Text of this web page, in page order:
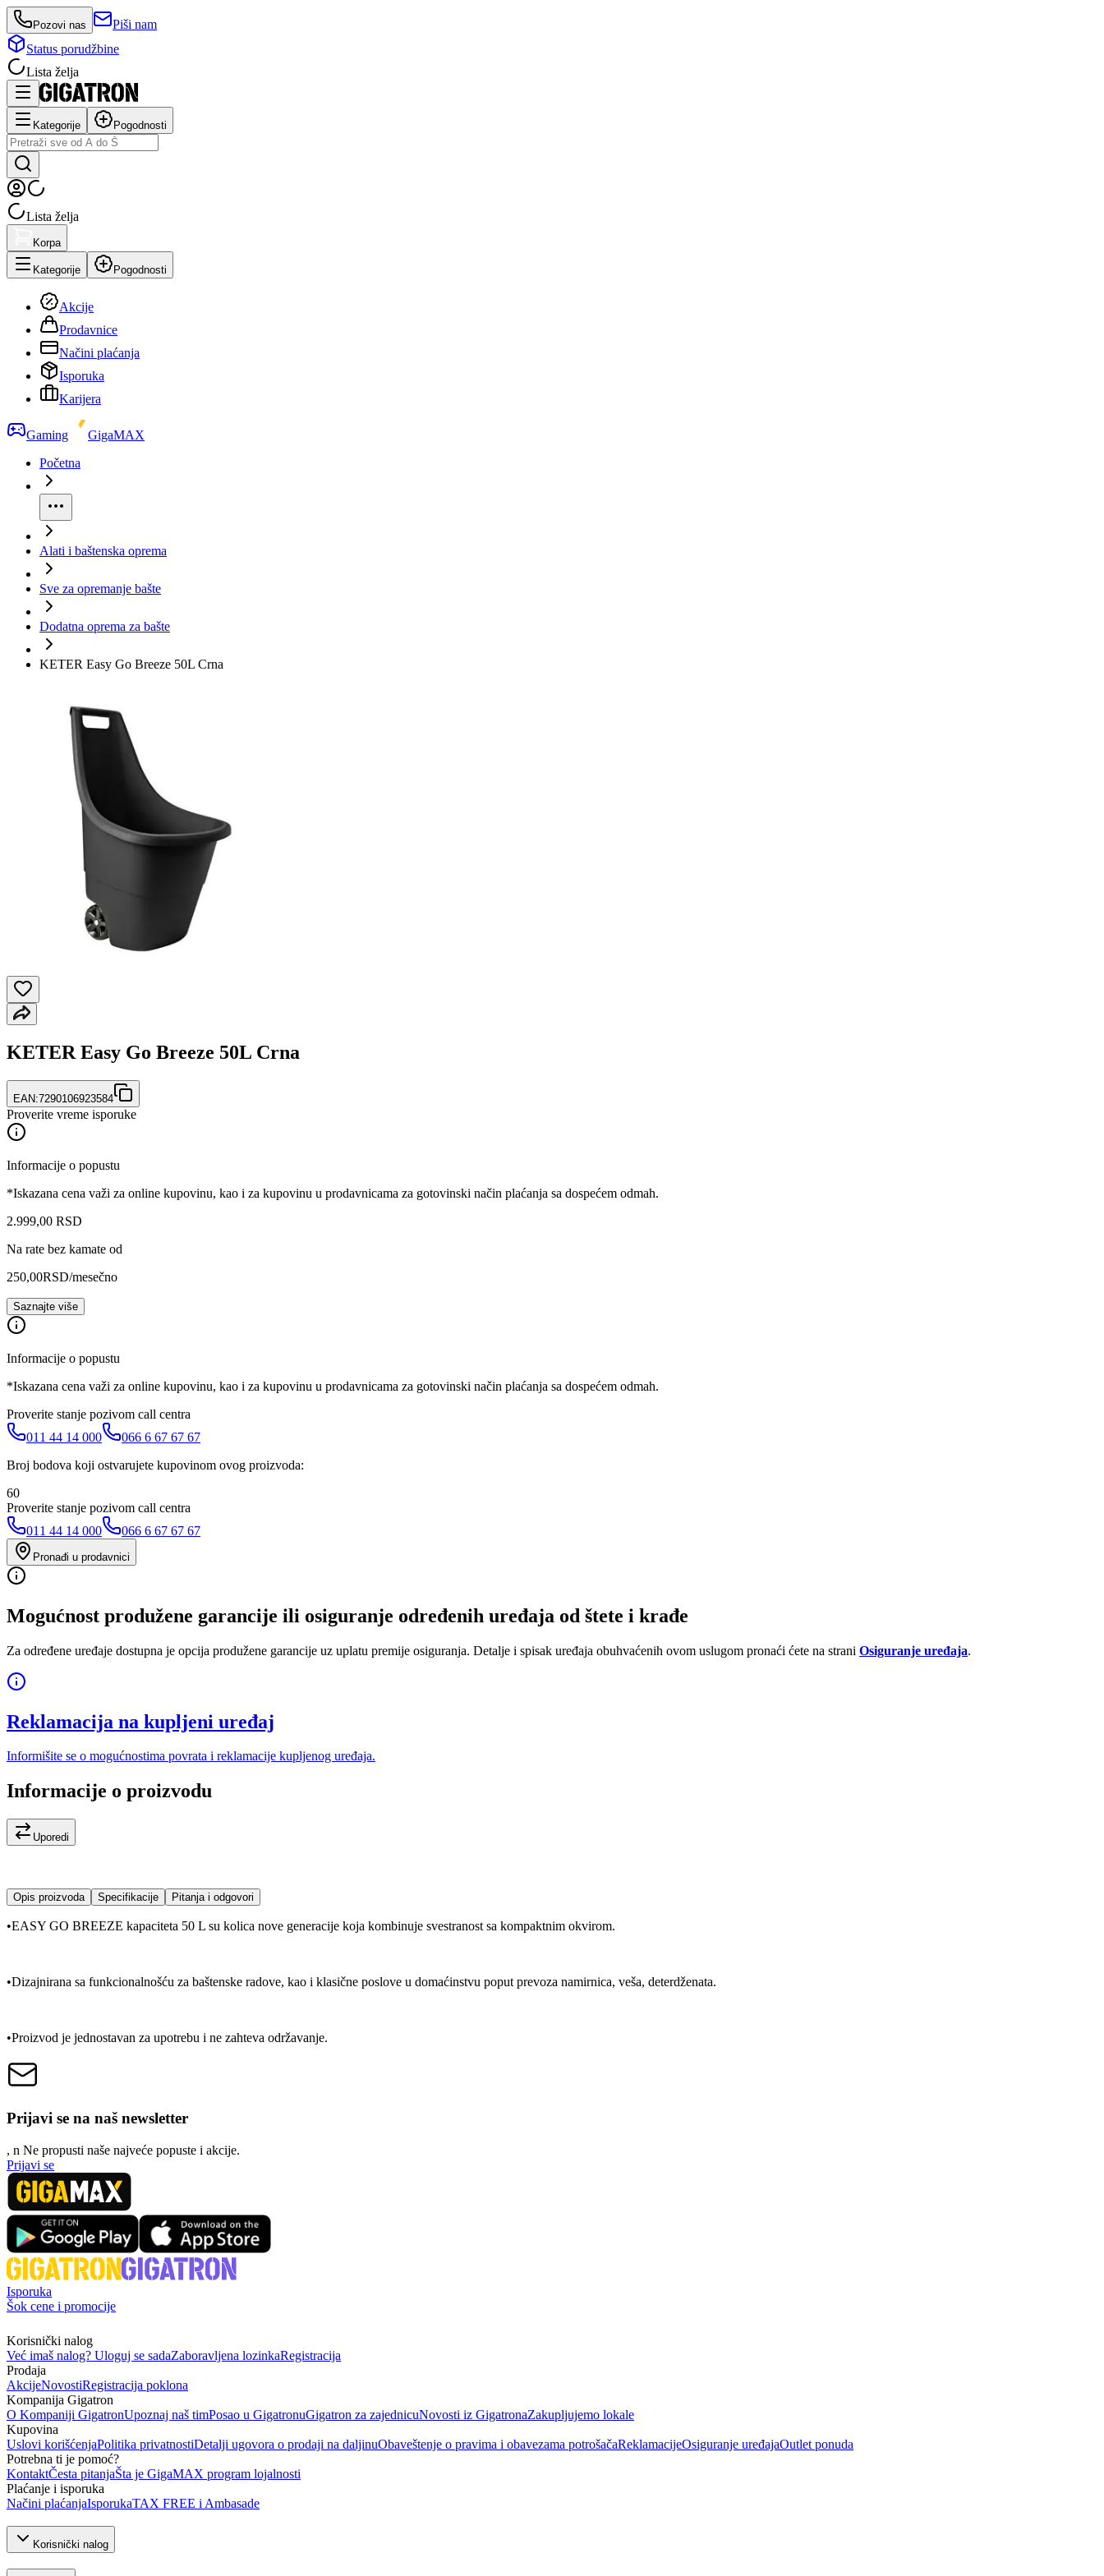
Pozovi nas
Piši nam
Status porudžbine
Lista želja
Kategorije Pogodnosti
Lista želja
Korpa
Kategorije Pogodnosti
Akcije
Prodavnice
Načini plaćanja
Isporuka
Karijera
Gaming
GigaMAX
Početna
Alati i baštenska oprema
Sve za opremanje bašte
Dodatna oprema za bašte
KETER Easy Go Breeze 50L Crna
KETER Easy Go Breeze 50L Crna
EAN:7290106923584
Proverite vreme isporuke
Informacije o popustu
*Iskazana cena važi za online kupovinu, kao i za kupovinu u prodavnicama za gotovinski način plaćanja sa dospećem odmah.
2.999,00 RSD
Na rate bez kamate od
250,00RSD/mesečno
Saznajte više
Informacije o popustu
*Iskazana cena važi za online kupovinu, kao i za kupovinu u prodavnicama za gotovinski način plaćanja sa dospećem odmah.
Proverite stanje pozivom call centra
011 44 14 000
066 6 67 67 67
Broj bodova koji ostvarujete kupovinom ovog proizvoda:
60
Proverite stanje pozivom call centra
011 44 14 000
066 6 67 67 67
Pronađi u prodavnici
Mogućnost produžene garancije ili osiguranje određenih uređaja od štete i krađe
Za određene uređaje dostupna je opcija produžene garancije uz uplatu premije osiguranja. Detalje i spisak uređaja obuhvaćenih ovom uslugom pronaći ćete na strani Osiguranje uređaja.
Reklamacija na kupljeni uređaj
Informišite se o mogućnostima povrata i reklamacije kupljenog uređaja.
Informacije o proizvodu
Uporedi
Opis proizvoda Specifikacije Pitanja i odgovori
•EASY GO BREEZE kapaciteta 50 L su kolica nove generacije koja kombinuje svestranost sa kompaktnim okvirom.
•Dizajnirana sa funkcionalnošću za baštenske radove, kao i klasične poslove u domaćinstvu poput prevoza namirnica, veša, deterdženata.
•Proizvod je jednostavan za upotrebu i ne zahteva održavanje.
Prijavi se na naš newsletter
, n Ne propusti naše najveće popuste i akcije.
Prijavi se
Isporuka
Šok cene i promocije
Korisnički nalog
Već imaš nalog? Uloguj se sadaZaboravljena lozinkaRegistracija
Prodaja
AkcijeNovostiRegistracija poklona
Kompanija Gigatron
O Kompaniji GigatronUpoznaj naš timPosao u GigatronuGigatron za zajednicuNovosti iz GigatronaZakupljujemo lokale
Kupovina
Uslovi korišćenjaPolitika privatnostiDetalji ugovora o prodaji na daljinuObaveštenje o pravima i obavezama potrošačaReklamacijeOsiguranje uređajaOutlet ponuda
Potrebna ti je pomoć?
KontaktČesta pitanjaŠta je GigaMAX program lojalnosti
Plaćanje i isporuka
Načini plaćanjaIsporukaTAX FREE i Ambasade
Korisnički nalog